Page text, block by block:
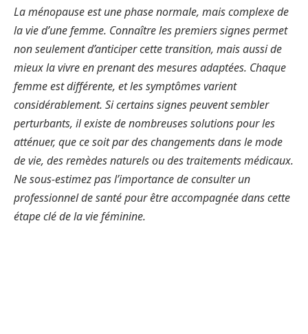
La ménopause est une phase normale, mais complexe de
la vie d’une femme. Connaître les premiers signes permet
non seulement d’anticiper cette transition, mais aussi de
mieux la vivre en prenant des mesures adaptées. Chaque
femme est différente, et les symptômes varient
considérablement. Si certains signes peuvent sembler
perturbants, il existe de nombreuses solutions pour les
atténuer, que ce soit par des changements dans le mode
de vie, des remèdes naturels ou des traitements médicaux.
Ne sous-estimez pas l’importance de consulter un
professionnel de santé pour être accompagnée dans cette
étape clé de la vie féminine.